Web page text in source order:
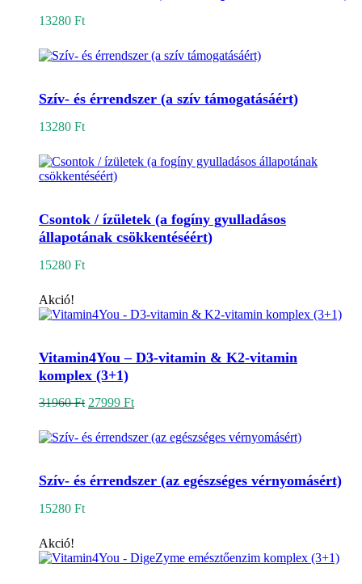
13280 Ft
Szív- és érrendszer (a szív támogatásáért)
13280 Ft
Csontok / ízületek (a fogíny gyulladásos
állapotának csökkentéséért)
15280 Ft
Akció!
Vitamin4You – D3-vitamin & K2-vitamin
komplex (3+1)
31960Ft Original
was:
31960 Ft.
27999 FtCurrent
27999 Ft.
Szív- és érrendszer (az egészséges vérnyomásért)
15280 Ft
Akció!